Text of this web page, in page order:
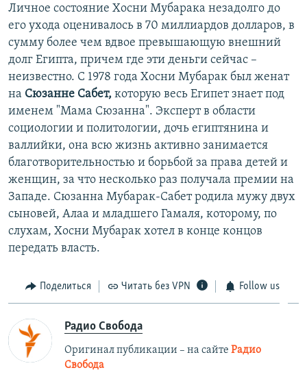
Личное состояние Хосни Мубарака незадолго до
его ухода оценивалось в 70 миллиардов долларов, в
сумму более чем вдвое превышающую внешний
долг Египта, причем где эти деньги сейчас –
неизвестно. С 1978 года Хосни Мубарак был женат
на Сюзанне Сабет, которую весь Египет знает под
именем "Мама Сюзанна". Эксперт в области
социологии и политологии, дочь египтянина и
валлийки, она всю жизнь активно занимается
благотворительностью и борьбой за права детей и
женщин, за что несколько раз получала премии на
Западе. Сюзанна Мубарак-Сабет родила мужу двух
сыновей, Алаа и младшего Гамаля, которому, по
слухам, Хосни Мубарак хотел в конце концов
передать власть.
Поделиться Читать без VPN Follow us
Радио Свобода
Оригинал публикации – на сайте Радио
Свобода